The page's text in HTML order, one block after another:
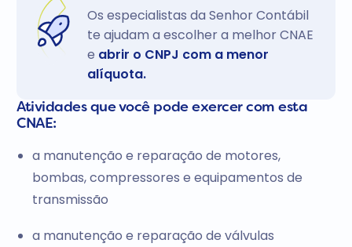
Os especialistas da Senhor Contábil
te ajudam a escolher a melhor CNAE
e abrir o CNPJ com a menor
alíquota.
Atividades que você pode exercer com esta
CNAE:
a manutenção e reparação de motores,
bombas, compressores e equipamentos de
transmissão
a manutenção e reparação de válvulas